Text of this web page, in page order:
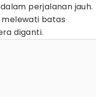
perjalanan jauh.
batas
diganti.